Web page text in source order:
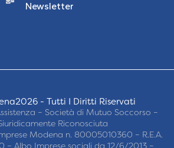
Newsletter
- Tutti I Diritti Riservati
– Società di Mutuo Soccorso –
Riconosciuta
Modena n. 80005010360 – R.E.A.
– Albo Imprese sociali da 12/6/2013 –